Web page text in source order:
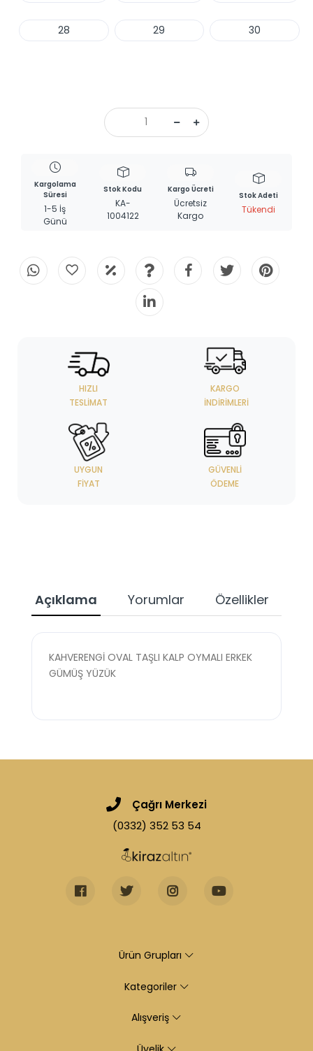
28 29 30
Kargolama
Süresi
1-5 İş
Günü
Stok Kodu
KA-
1004122
Kargo Ücreti
Ücretsiz
Kargo
Stok Adeti
Tükendi
HIZLI
TESLIMAT
KARGO
İNDIRIMLERI
UYGUN
FIYAT
GÜVENLI
ÖDEME
Açıklama Yorumlar Özellikler
KAHVERENGİ OVAL TAŞLI KALP OYMALI ERKEK
GÜMÜŞ YÜZÜK
Çağrı Merkezi
(0332) 352 53 54
Ürün Grupları
Kategoriler
Alışveriş